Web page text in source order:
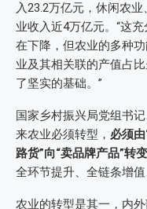
入23.2万亿元，休闲农
业收入近4万亿元。“这
在下降，但农业的多种
业及其相关联的产值占
了坚实的基础。”
国家乡村振兴局党组书
来农业必须转型， 必须
路货”向“卖品牌产品”转
全环节提升、全链条增值
农业的转型是其一，内